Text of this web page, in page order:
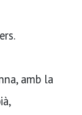
amb la